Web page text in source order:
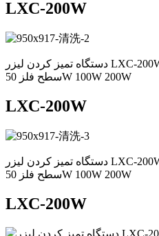
LXC-200W
دستگاه تمیز کردن لیزر LXC-200W برای از بین بردن زنگ زدگی
سطح فلز 50W 100W 200W
LXC-200W
دستگاه تمیز کردن لیزر LXC-200W برای از بین بردن زنگ زدگی
سطح فلز 50W 100W 200W
LXC-200W